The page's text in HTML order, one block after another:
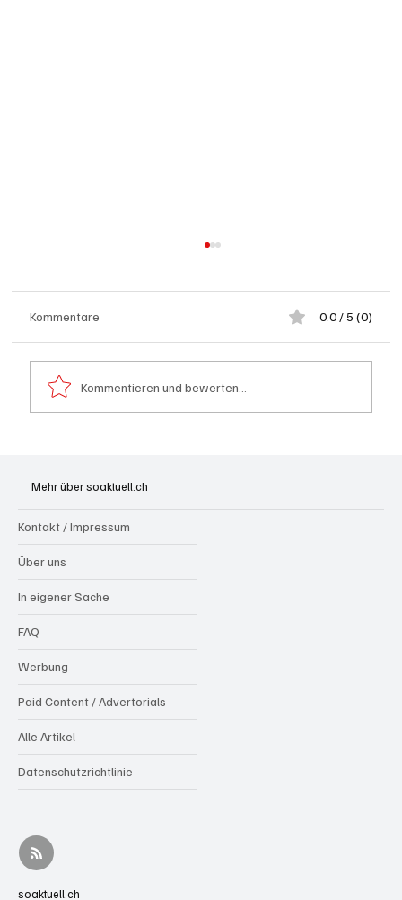
Schulanfang: Achtung Kinder
Kommentare 0.0 / 5 (0)
Kommentieren und bewerten...
Mehr über soaktuell.ch
Kontakt / Impressum
Über uns
In eigener Sache
FAQ
Werbung
Paid Content / Advertorials
Alle Artikel
Datenschutzrichtlinie
soaktuell.ch